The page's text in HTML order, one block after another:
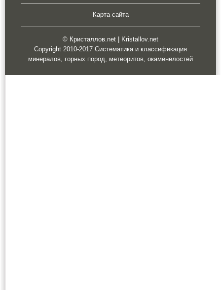
Карта сайта
© Кристаллов.net | Kristallov.net
Copyright 2010-2017 Систематика и классификация
минералов, горных пород, метеоритов, окаменелостей